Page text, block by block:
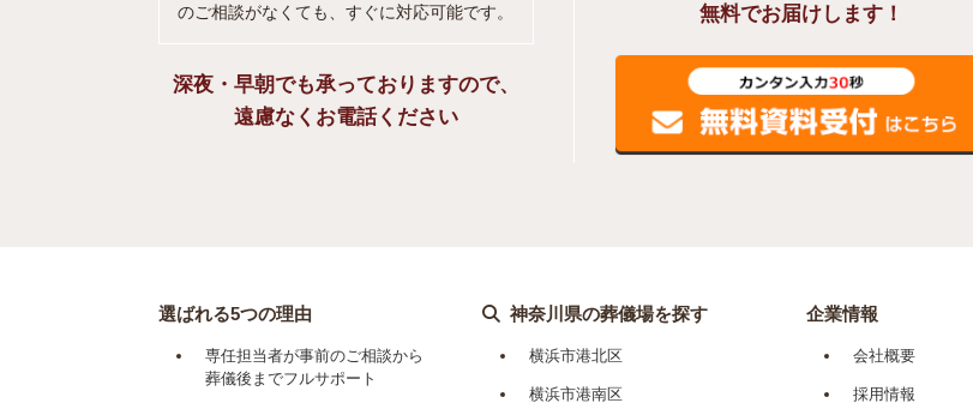
のご相談がなくても、すぐに対応可能です。
深夜・早朝でも承っておりますので、
遠慮なくお電話ください
無料でお届けします！
選ばれる5つの理由
専任担当者が事前のご相談から
葬儀後までフルサポート
神奈川県の葬儀場を探す
横浜市港北区
横浜市港南区
企業情報
会社概要
採用情報